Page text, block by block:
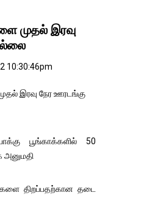
முதல் இரவு
10:30:46pm
பூங்காக்களில் 50
திறப்பதற்கான தடை